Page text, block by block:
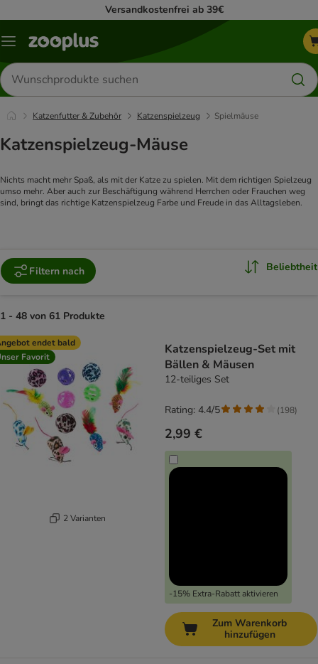
Versandkostenfrei ab 39€
Menü
Produkte
suchen
Katzenfutter & Zubehör Katzenspielzeug Spielmäuse
Katzenspielzeug-Mäuse
Nichts macht mehr Spaß, als mit der Katze zu spielen. Mit dem richtigen Spielzeug
umso mehr. Aber auch zur Beschäftigung während Herrchen oder Frauchen weg
sind, bringt das richtige Katzenspielzeug Farbe und Freude in das Alltagsleben.
Filtern nach Beliebtheit
1 - 48 von 61 Produkte
product items have been changed
endet bald
Favorit
2 Varianten
Katzenspielzeug-Set mit
Bällen & Mäusen
12-teiliges Set
2,99 €
-15% Extra-Rabatt aktivieren
Rating: 4.4/5 (198)
Zum Warenkorb
hinzufügen